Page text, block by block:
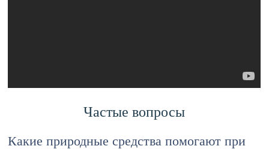
Частые вопросы
Какие природные средства помогают при